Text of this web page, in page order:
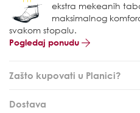
ekstra mekeanih
maksimalnog
svakom stopalu.
Pogledaj ponudu
Zašto kupovati u Planici?
Dostava